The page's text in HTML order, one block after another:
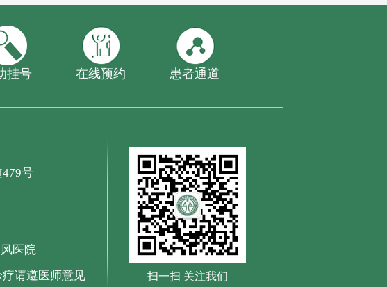
挂号 在线预约 患者通道
号
医院
请遵医师意见
扫一扫 关注我们